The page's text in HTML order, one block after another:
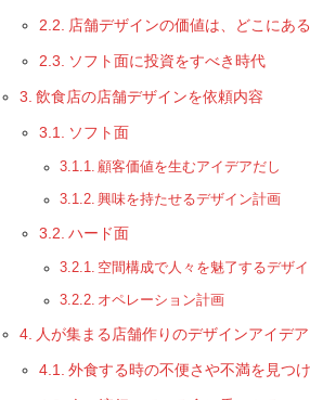
店舗デザインの価値は、どこにあ
ソフト面に投資をすべき時代
飲食店の店舗デザインを依頼内容
ソフト面
顧客価値を生むアイデアだし
興味を持たせるデザイン計画
ハード面
空間構成で人々を魅了するデザ
オペレーション計画
人が集まる店舗作りのデザインアイデ
外食する時の不便さや不満を見つ